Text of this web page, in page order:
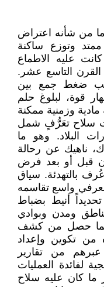
من شأنه اعتراض
وتوزع ساكنة
كانت عليه الاطماع
القرن التاسع عشر.
ضغط جمع بين
قوة، لبلوغ حلم
وزمنية ممكنة
سلاح تعَرُّفٍ شمل
البلاد. وهو ما
ناهيك عن رحالة
قبل أو بعد فرض
بالتهدئة. سياق
واسع تقاسمه
أنيط بضباط
ومدن وبوادي
فيما حصل من كشف
من تكوين وإعداد
من تقارير
لفائدة العمليات
ما كان عليه سلاح